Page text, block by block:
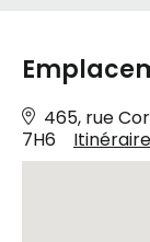
465, rue
7H6
Itinéraire